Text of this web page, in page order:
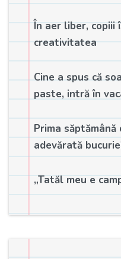
În aer liber, copiii
creativitatea
Cine a spus că
paste, intră în
Prima
adevărată
„Tatăl meu e